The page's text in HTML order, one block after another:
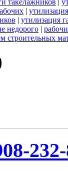
такелажников |
|
| утилизация
недорого |
строительных